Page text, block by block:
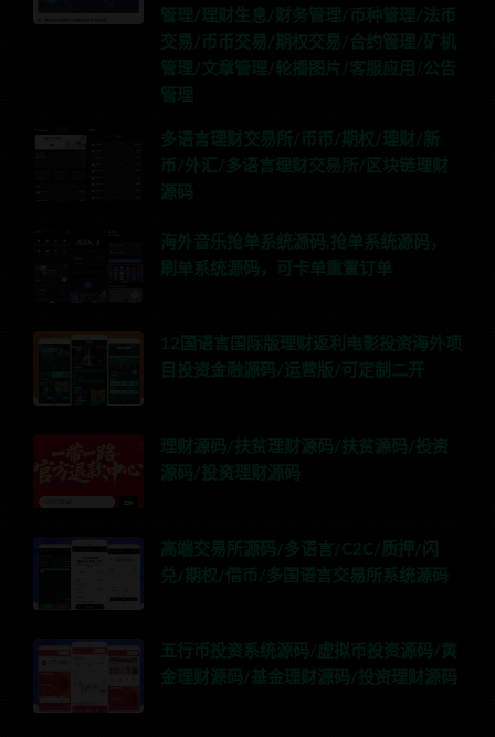
管理/理财生息/财务管理/币种管理/法币
交易/币币交易/期权交易/合约管理/矿机
管理/文章管理/轮播图片/客服应用/公告
管理
多语言理财交易所/币币/期权/理财/新
币/外汇/多语言理财交易所/区块链理财
源码
海外音乐抢单系统源码,抢单系统源码，
刷单系统源码，可卡单重置订单
12国语言国际版理财返利电影投资海外项
目投资金融源码/运营版/可定制二开
理财源码/扶贫理财源码/扶贫源码/投资
源码/投资理财源码
高端交易所源码/多语言/C2C/质押/闪
兑/期权/借币/多国语言交易所系统源码
五行币投资系统源码/虚拟币投资源码/黄
金理财源码/基金理财源码/投资理财源码